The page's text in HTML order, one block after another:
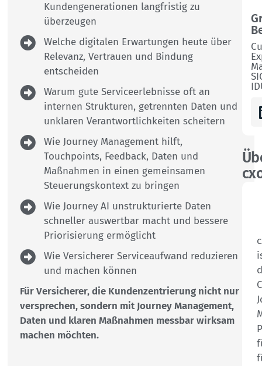
Kundengenerationen langfristig zu
überzeugen
Welche digitalen Erwartungen heute über
Relevanz, Vertrauen und Bindung
entscheiden
Warum gute Serviceerlebnisse oft an
internen Strukturen, getrennten Daten und
unklaren Verantwortlichkeiten scheitern
Wie Journey Management hilft,
Touchpoints, Feedback, Daten und
Maßnahmen in einen gemeinsamen
Steuerungskontext zu bringen
Wie Journey AI unstrukturierte Daten
schneller auswertbar macht und bessere
Priorisierung ermöglicht
Wie Versicherer Serviceaufwand reduzieren
und machen können
Für Versicherer, die Kundenzentrierung nicht nur
versprechen, sondern mit Journey Management,
Daten und klaren Maßnahmen messbar wirksam
machen möchten.